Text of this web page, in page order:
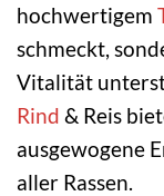
hochwertigem
schmeckt,
Vitalität
Rind & Reis
ausgewogene
aller Rassen.